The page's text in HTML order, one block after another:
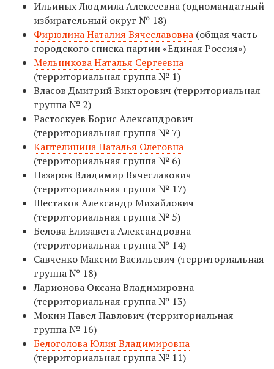
Ильиных Людмила Алексеевна (одномандатный
избирательный округ № 18)
Фирюлина Наталия Вячеславовна (общая часть
городского списка партии «Единая Россия»)
Мельникова Наталья Сергеевна
(территориальная группа № 1)
Власов Дмитрий Викторович (территориальная
группа № 2)
Растоскуев Борис Александрович
(территориальная группа № 7)
Каптелинина Наталья Олеговна
(территориальная группа № 6)
Назаров Владимир Вячеславович
(территориальная группа № 17)
Шестаков Александр Михайлович
(территориальная группа № 5)
Белова Елизавета Александровна
(территориальная группа № 14)
Савченко Максим Васильевич (территориальная
группа № 18)
Ларионова Оксана Владимировна
(территориальная группа № 13)
Мокин Павел Павлович (территориальная
группа № 16)
Белоголова Юлия Владимировна
(территориальная группа № 11)